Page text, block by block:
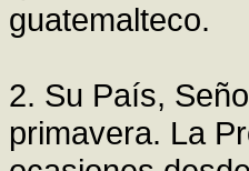
guatemalteco.
2. Su País,
primavera. La